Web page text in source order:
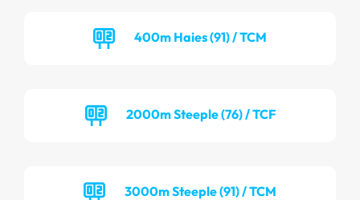
400m Haies (91) / TCM
2000m Steeple (76) / TCF
3000m Steeple (91) / TCM